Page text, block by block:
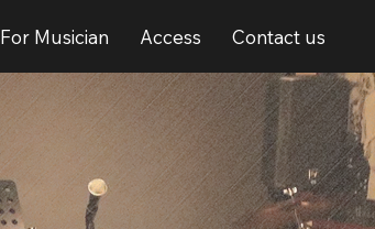
For Musician Access Contact us